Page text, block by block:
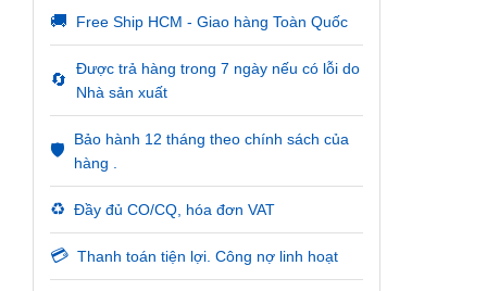
🚚 Free Ship HCM - Giao hàng Toàn Quốc
🔄
Được trả hàng trong 7 ngày nếu có lỗi do
Nhà sản xuất
🛡️
Bảo hành 12 tháng theo chính sách của
hàng .
♻️ Đầy đủ CO/CQ, hóa đơn VAT
💳 Thanh toán tiện lợi. Công nợ linh hoạt